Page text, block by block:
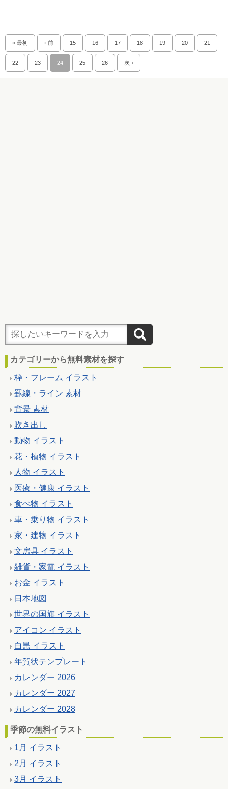
« 最初 ‹ 前 15 16 17 18 19 20 21
22 23 24 25 26 次 ›
カテゴリーから無料素材を探す
枠・フレーム イラスト
罫線・ライン 素材
背景 素材
吹き出し
動物 イラスト
花・植物 イラスト
人物 イラスト
医療・健康 イラスト
食べ物 イラスト
車・乗り物 イラスト
家・建物 イラスト
文房具 イラスト
雑貨・家電 イラスト
お金 イラスト
日本地図
世界の国旗 イラスト
アイコン イラスト
白黒 イラスト
年賀状テンプレート
カレンダー 2026
カレンダー 2027
カレンダー 2028
季節の無料イラスト
1月 イラスト
2月 イラスト
3月 イラスト